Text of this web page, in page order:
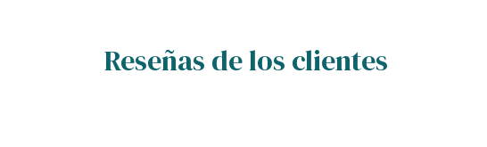
Reseñas de los clientes